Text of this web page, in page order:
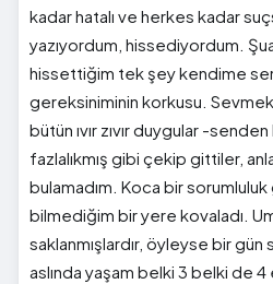
kadar hatalı ve herkes kadar
yazıyordum, hissediyordum.
hissettiğim tek şey kendime
gereksiniminin korkusu.
bütün ıvır zıvır duygular -
fazlalıkmış gibi çekip gittiler,
bulamadım. Koca bir
bilmediğim bir yere kovaladı.
saklanmışlardır, öyleyse bir
aslında yaşam belki 3 belki de